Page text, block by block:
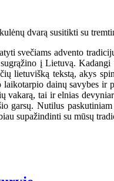
dvarą susitikti su
svečiams advento
į Lietuvą.
lietuvišką tekstą, akys
dainų savybes
vakarą, tai ir elnias
garsų. Nutilus
supažindinti su mūsų